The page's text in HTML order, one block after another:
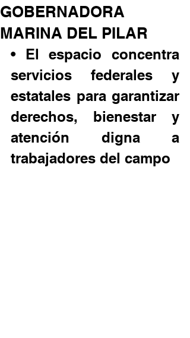
GOBERNADORA
MARINA DEL PILAR
• El espacio concentra
servicios federales y
estatales para garantizar
derechos, bienestar y
atención digna a
trabajadores del campo